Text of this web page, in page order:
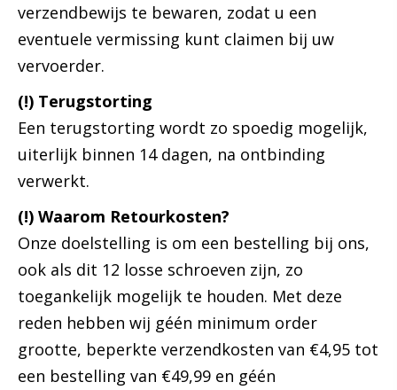
verzendbewijs te bewaren, zodat u een
eventuele vermissing kunt claimen bij uw
vervoerder.
(!) Terugstorting
Een terugstorting wordt zo spoedig mogelijk,
uiterlijk binnen 14 dagen, na ontbinding
verwerkt.
(!) Waarom Retourkosten?
Onze doelstelling is om een bestelling bij ons,
ook als dit 12 losse schroeven zijn, zo
toegankelijk mogelijk te houden. Met deze
reden hebben wij géén minimum order
grootte, beperkte verzendkosten van €4,95 tot
een bestelling van €49,99 en géén